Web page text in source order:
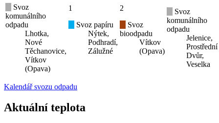
Svoz
komunálního
odpadu
Lhotka,
Nové
Těchanovice,
Vítkov
(Opava)
1
Svoz papíru
Nýtek,
Podhradí,
Zálužné
2
Svoz
bioodpadu
Vítkov
(Opava)
Svoz
komunálního
odpadu
Jelenice,
Prostřední
Dvůr,
Veselka
Kalendář svozu odpadu
Aktuální teplota